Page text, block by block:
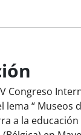
Congreso
lema “ Museos
a la educación